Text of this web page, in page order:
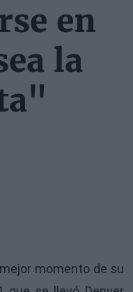
en
la
momento de su